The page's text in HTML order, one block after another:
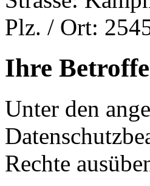
Plz. / Ort:
Ihre
Unter den
Rechte